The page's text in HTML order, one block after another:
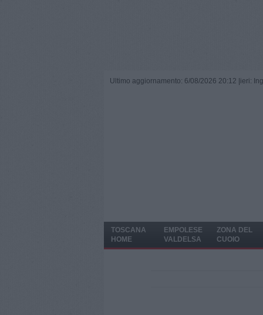
Ultimo aggiornamento: 6/08/2026 20:12 | ieri:
TOSCANA
HOME
EMPOLESE
VALDELSA
ZONA DEL
CUOIO